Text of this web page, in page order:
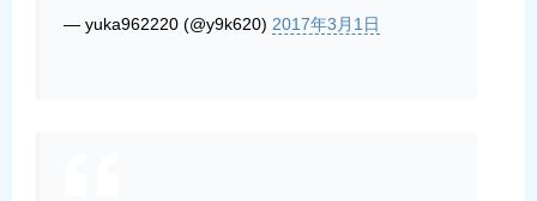
— yuka962220 (@y9k620) 2017年3月1日